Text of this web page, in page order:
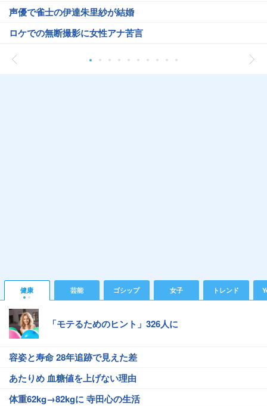
声優で雀士の伊達朱里紗が結婚
ロケでの無断撮影に女性アナ苦言
健康 芸能 ゴシップ 女子 トレンド
「モテるためのヒント」326人に
容姿と寿命 28年追跡で見えた差
あたりめ 血糖値を上げない理由
体重62kg→82kgに 寺田心の生活